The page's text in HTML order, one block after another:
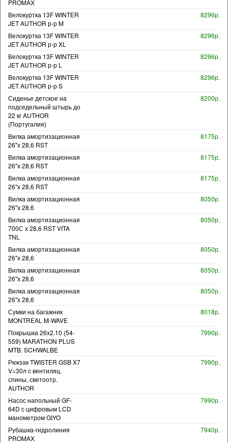
PROMAX
Велокуртка 13F WINTER
JET AUTHOR р-р M
8296р.
Велокуртка 13F WINTER
JET AUTHOR р-р XL
8296р.
Велокуртка 13F WINTER
JET AUTHOR р-р L
8296р.
Велокуртка 13F WINTER
JET AUTHOR р-р S
8296р.
Сиденье детское на
подседельный штырь до
22 кг AUTHOR
(Португалия)
8200р.
Вилка амортизационная
26"х 28,6 RST
8175р.
Вилка амортизационная
26"х 28,6 RST
8175р.
Вилка амортизационная
26"х 28,6 RST
8175р.
Вилка амортизационная
26"х 28,6
8050р.
Вилка амортизационная
700С х 28,6 RST VITA
TNL
8050р.
Вилка амортизационная
26"х 28,6
8050р.
Вилка амортизационная
26"х 28,6
8050р.
Вилка амортизационная
26"х 28,6
8050р.
Сумки на багажник
MONTREAL M-WAVE
8018р.
Покрышка 26x2.10 (54-
559) MARATHON PLUS
MTB. SCHWALBE
7990р.
Рюкзак TWISTER GSB X7
V=30л с вентиляц.
спины, светоотр.
AUTHOR
7990р.
Насос напольный GF-
64D с цифровым LCD
манометром GIYO
7990р.
Рубашка-гидролиния
PROMAX
7940р.